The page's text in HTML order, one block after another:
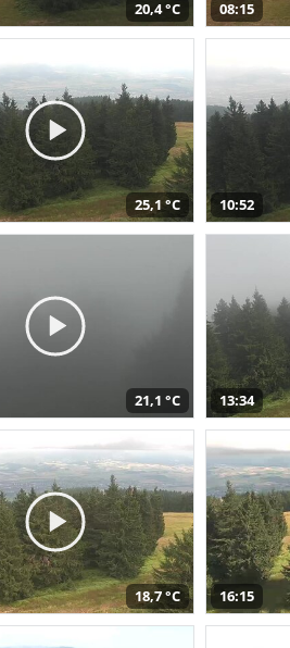
20,4 °C 08:15
25,1 °C 10:52
21,1 °C 13:34
18,7 °C 16:15